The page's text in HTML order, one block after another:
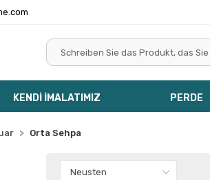
KENDİ İMALATIMIZ PERDE
Orta Sehpa